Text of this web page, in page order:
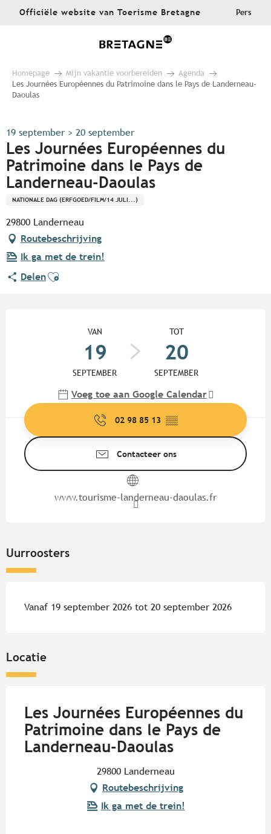
AllerOfficiële website van Toerisme Bretagne Pers
Homepage Mijn vakantie voorbereiden
Agenda
Les Journées Européennes du Patrimoine dans le Pays de Landerneau-
Daoulas
19 september > 20 september
Les Journées Européennes du
Patrimoine dans le Pays de
Landerneau-Daoulas
NATIONALE DAG (ERFGOED/FILM/14 JULI...)
29800 Landerneau
Routebeschrijving
Ik ga met de trein!
DelenAjouter aux favoris
VAN
19
SEPTEMBER
TOT
20
SEPTEMBER
Voeg toe aan Google Calendar
02 98 85 13 ▒▒
Contacteer ons
www.tourisme-landerneau-daoulas.fr
Uurroosters
Vanaf 19 september 2026 tot 20 september 2026
Locatie
Les Journées Européennes du
Patrimoine dans le Pays de
Landerneau-Daoulas
29800 Landerneau
Routebeschrijving
Ik ga met de trein!